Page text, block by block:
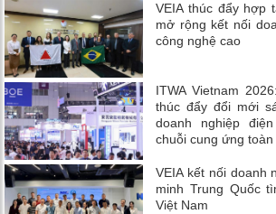
VEIA thúc đẩy hợp
mở rộng kết nối
công nghệ cao
ITWA Vietnam
thúc đẩy đổi mới
doanh nghiệp
chuỗi cung ứng toàn
VEIA kết nối doanh
minh Trung Quốc
Việt Nam